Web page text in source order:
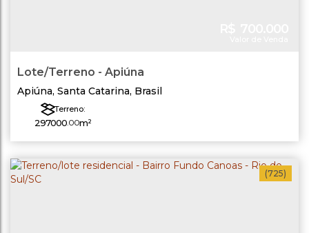
Lote/Terreno - Apiúna
Apiúna, Santa Catarina, Brasil
Terreno:
297000.00m²
(725)